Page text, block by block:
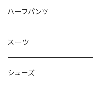
50/XL～
48/L
50/XL～
46/M
48/L
50/XL～
～44/S
46/M
48/L
ハーフパンツ
～44/S
46/M
スーツ
～44/S
シューズ